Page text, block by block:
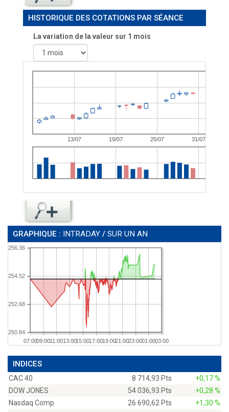
HISTORIQUE DES COTATIONS PAR SÉANCE
La variation de la valeur sur 1 mois
GRAPHIQUE : INTRADAY / SUR UN AN
07:0009:0011:0013:0015:0017:0019:0021:0023:0001:0003:00
250.84
252.68
254.52
256.36
INDICES
CAC 40 8 714,93 Pts
+0,17 %
DOW JONES
54 036,93 Pts
+0,28 %
Nasdaq Comp
26 690,62 Pts
+1,30 %